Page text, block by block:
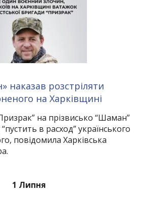
наказав розстріляти
на Харківщині
на прізвисько “Шаман”
в расход” українського
повідомила Харківська
1 Липня